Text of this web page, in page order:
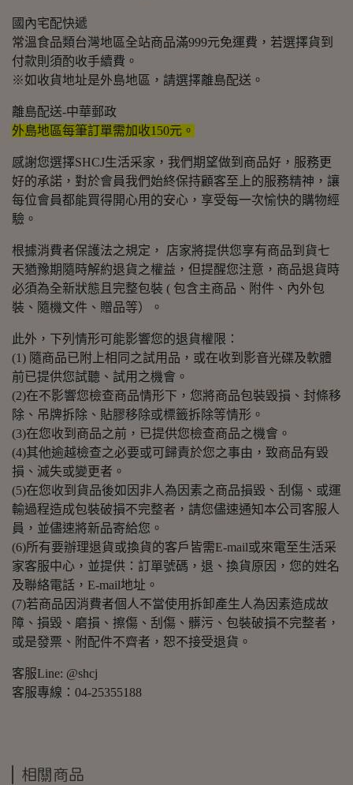
國內宅配快遞
常溫食品類台灣地區全站商品滿999元免運費，若選擇貨到
付款則須酌收手續費。
※如收貨地址是外島地區，請選擇離島配送。
離島配送-中華郵政
外島地區每筆訂單需加收150元。
感謝您選擇SHCJ生活采家，我們期望做到商品好，服務更
好的承諾，對於會員我們始終保持顧客至上的服務精神，讓
每位會員都能買得開心用的安心，享受每一次愉快的購物經
驗。
根據消費者保護法之規定， 店家將提供您享有商品到貨七
天猶豫期隨時解約退貨之權益，但提醒您注意，商品退貨時
必須為全新狀態且完整包裝 ( 包含主商品、附件、內外包
裝、隨機文件、贈品等）。
此外，下列情形可能影響您的退貨權限：
(1) 隨商品已附上相同之試用品，或在收到影音光碟及軟體
前已提供您試聽、試用之機會。
(2)在不影響您檢查商品情形下，您將商品包裝毀損、封條移
除、吊牌拆除、貼膠移除或標籤拆除等情形。
(3)在您收到商品之前，已提供您檢查商品之機會。
(4)其他逾越檢查之必要或可歸責於您之事由，致商品有毀
損、滅失或變更者。
(5)在您收到貨品後如因非人為因素之商品損毀、刮傷、或運
輸過程造成包裝破損不完整者，請您儘速通知本公司客服人
員，並儘速將新品寄給您。
(6)所有要辦理退貨或換貨的客戶皆需E-mail或來電至生活采
家客服中心，並提供：訂單號碼，退、換貨原因，您的姓名
及聯絡電話，E-mail地址。
(7)若商品因消費者個人不當使用拆卸產生人為因素造成故
障、損毀、磨損、擦傷、刮傷、髒污、包裝破損不完整者，
或是發票、附配件不齊者，恕不接受退貨。
客服Line: @shcj
客服專線：04-25355188
相關商品